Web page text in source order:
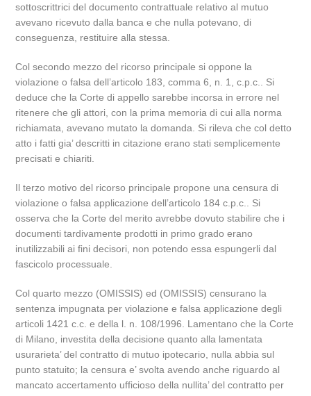
sottoscrittrici del documento contrattuale relativo al mutuo
avevano ricevuto dalla banca e che nulla potevano, di
conseguenza, restituire alla stessa.
Col secondo mezzo del ricorso principale si oppone la
violazione o falsa dell’articolo 183, comma 6, n. 1, c.p.c.. Si
deduce che la Corte di appello sarebbe incorsa in errore nel
ritenere che gli attori, con la prima memoria di cui alla norma
richiamata, avevano mutato la domanda. Si rileva che col detto
atto i fatti gia’ descritti in citazione erano stati semplicemente
precisati e chiariti.
Il terzo motivo del ricorso principale propone una censura di
violazione o falsa applicazione dell’articolo 184 c.p.c.. Si
osserva che la Corte del merito avrebbe dovuto stabilire che i
documenti tardivamente prodotti in primo grado erano
inutilizzabili ai fini decisori, non potendo essa espungerli dal
fascicolo processuale.
Col quarto mezzo (OMISSIS) ed (OMISSIS) censurano la
sentenza impugnata per violazione e falsa applicazione degli
articoli 1421 c.c. e della l. n. 108/1996. Lamentano che la Corte
di Milano, investita della decisione quanto alla lamentata
usurarieta’ del contratto di mutuo ipotecario, nulla abbia sul
punto statuito; la censura e’ svolta avendo anche riguardo al
mancato accertamento ufficioso della nullita’ del contratto per